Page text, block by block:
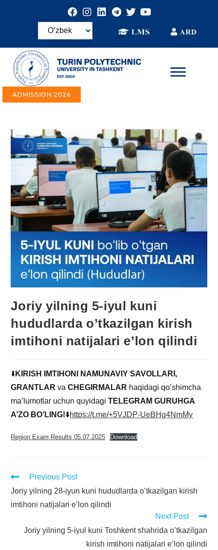
ADMISSION 2026
Joriy yilning 5-iyul kuni
hududlarda o’tkazilgan kirish
imtihoni natijalari e’lon qilindi
⬇️KIRISH IMTIHONI NAMUNAVIY SAVOLLARI,
GRANTLAR vaCHEGIRMALAR haqidagi qo’shimcha
ma’lumotlar uchun quyidagiTELEGRAM GURUHGA
A’ZO BO’LING!⬇️https://t.me/+5VJDP-UeBHg4NmMy
Region Exam Results 05.07.2025 Download
Previous Post
Joriy yilning 28-iyun kuni hududlarda o’tkazilgan kirish
imtihoni natijalari e’lon qilindi
Next Post
Joriy yilning 5-iyul kuni Toshkent shahrida o’tkazilgan
kirish imtihoni natijalari e’lon qilindi